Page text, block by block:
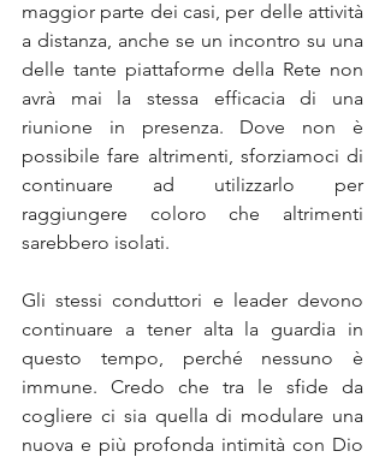
maggior parte dei casi, per delle attività
a distanza, anche se un incontro su una
delle tante piattaforme della Rete non
avrà mai la stessa efficacia di una
riunione in presenza. Dove non è
possibile fare altrimenti, sforziamoci di
continuare ad utilizzarlo per
raggiungere coloro che altrimenti
sarebbero isolati.
Gli stessi conduttori e leader devono
continuare a tener alta la guardia in
questo tempo, perché nessuno è
immune. Credo che tra le sfide da
cogliere ci sia quella di modulare una
nuova e più profonda intimità con Dio